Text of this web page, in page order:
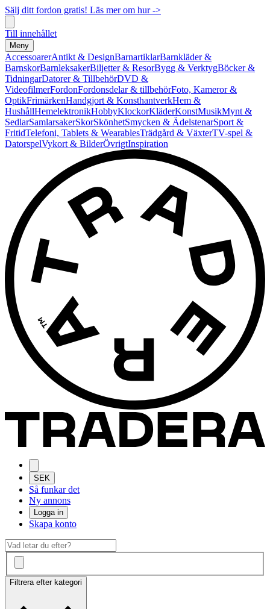
Sälj ditt fordon gratis! Läs mer om hur ->
Till innehållet
Meny
AccessoarerAntikt & DesignBarnartiklarBarnkläder &
BarnskorBarnleksakerBiljetter & ResorBygg & VerktygBöcker &
TidningarDatorer & TillbehörDVD &
VideofilmerFordonFordonsdelar & tillbehörFoto, Kameror &
OptikFrimärkenHandgjort & KonsthantverkHem &
HushållHemelektronikHobbyKlockorKläderKonstMusikMynt &
SedlarSamlarsakerSkorSkönhetSmycken & ÄdelstenarSport &
FritidTelefoni, Tablets & WearablesTrädgård & VäxterTV-spel &
DatorspelVykort & BilderÖvrigtInspiration
SEK
Så funkar det
Ny annons
Logga in
Skapa konto
Filtrera efter kategori